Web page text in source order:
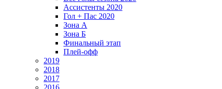
Ассистенты 2020
Гол + Пас 2020
Зона А
Зона Б
Финальный этап
Плей-офф
2019
2018
2017
2016